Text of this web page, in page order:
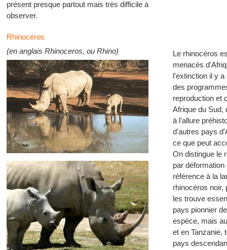
présent presque partout mais très difficile à
observer.
Rhinocéros
(en anglais Rhinoceros, ou Rhino)
Le rhinocéros
menacés
l'extinction il y
des
reproduction et
Afrique du Sud,
à l'allure
d'autres pays
ce que peut
On distingue le
par
référence à la
rhinocéros noir,
les trouve
pays pionnier
espèce, mais
et en Tanzanie,
pays